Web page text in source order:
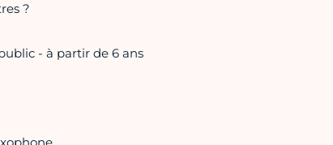
?
- à partir de 6 ans